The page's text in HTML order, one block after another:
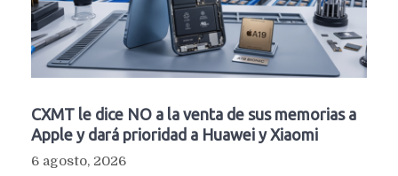
CXMT le dice NO a la venta de sus memorias a
Apple y dará prioridad a Huawei y Xiaomi
6 agosto, 2026